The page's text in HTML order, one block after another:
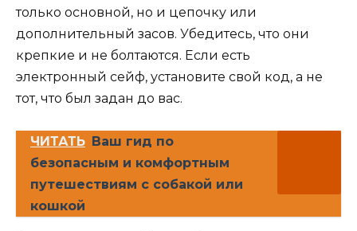
только основной, но и цепочку или
дополнительный засов. Убедитесь, что они
крепкие и не болтаются. Если есть
электронный сейф, установите свой код, а не
тот, что был задан до вас.
ЧИТАТЬ Ваш гид по
безопасным и комфортным
путешествиям с собакой или
кошкой